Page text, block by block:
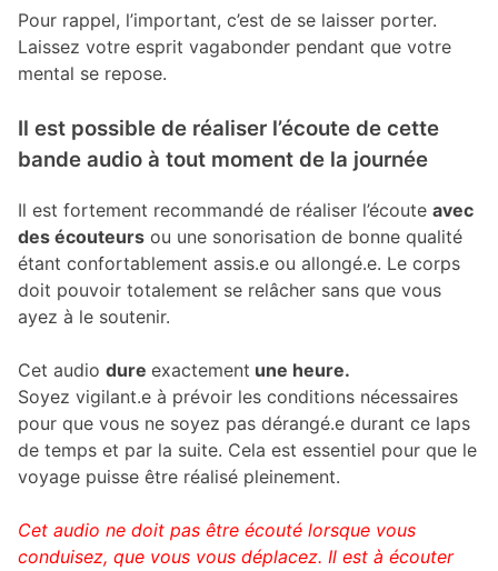
Pour rappel, l’important, c’est de se laisser porter.
Laissez votre esprit vagabonder pendant que votre
mental se repose.
Il est possible de réaliser l’écoute de cette
bande audio à tout moment de la journée
Il est fortement recommandé de réaliser l’écoute avec
des écouteurs ou une sonorisation de bonne qualité
étant confortablement assis.e ou allongé.e. Le corps
doit pouvoir totalement se relâcher sans que vous
ayez à le soutenir.
Cet audio dure exactement une heure.
Soyez vigilant.e à prévoir les conditions nécessaires
pour que vous ne soyez pas dérangé.e durant ce laps
de temps et par la suite. Cela est essentiel pour que le
voyage puisse être réalisé pleinement.
Cet audio ne doit pas être écouté lorsque vous
conduisez, que vous vous déplacez. Il est à écouter